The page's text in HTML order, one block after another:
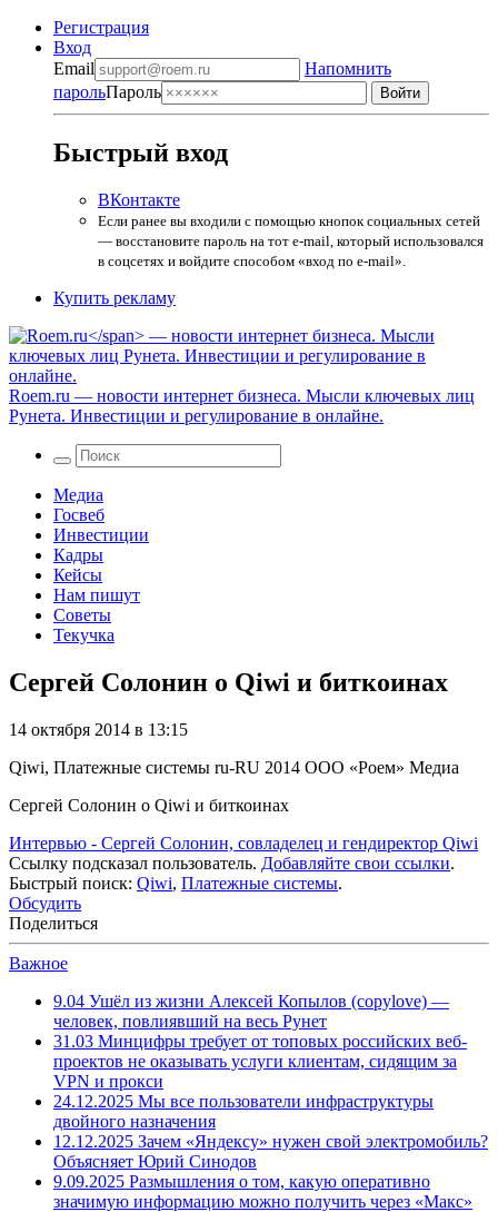
Регистрация
Вход
Email
Напомнить
парольПароль
Быстрый вход
ВКонтакте
Если ранее вы входили с помощью кнопок социальных сетей
— восстановите пароль на тот e-mail, который использовался
в соцсетях и войдите способом «вход по e-mail».
Купить рекламу
Roem.ru — новости интернет бизнеса. Мысли ключевых лиц
Рунета. Инвестиции и регулирование в онлайне.
Медиа
Госвеб
Инвестиции
Кадры
Кейсы
Нам пишут
Советы
Текучка
Сергей Солонин о Qiwi и биткоинах
14 октября 2014 в 13:15
Qiwi, Платежные системы ru-RU 2014 ООО «Роем» Медиа
Сергей Солонин о Qiwi и биткоинах
Интервью - Сергей Солонин, совладелец и гендиректор Qiwi
Ссылку подсказал пользователь. Добавляйте свои ссылки.
Быстрый поиск: Qiwi, Платежные системы.
Обсудить
Поделиться
Важное
9.04 Ушёл из жизни Алексей Копылов (copylove) —
человек, повлиявший на весь Рунет
31.03 Минцифры требует от топовых российских веб-
проектов не оказывать услуги клиентам, сидящим за
VPN и прокси
24.12.2025 Мы все пользователи инфраструктуры
двойного назначения
12.12.2025 Зачем «Яндексу» нужен свой электромобиль?
Объясняет Юрий Синодов
9.09.2025 Размышления о том, какую оперативно
значимую информацию можно получить через «Макс»